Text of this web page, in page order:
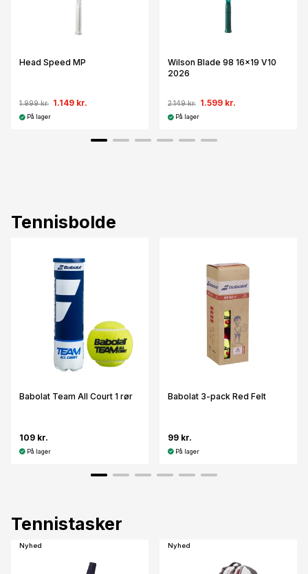
Head Speed MP
1.999 kr. 1.149 kr.
På lager
Wilson Blade 98 16x19 V10
2026
2.149 kr. 1.599 kr.
På lager
Tennisbolde
Babolat Team All Court 1 rør
109 kr.
På lager
Babolat 3-pack Red Felt
99 kr.
På lager
Tennistasker
Nyhed Nyhed